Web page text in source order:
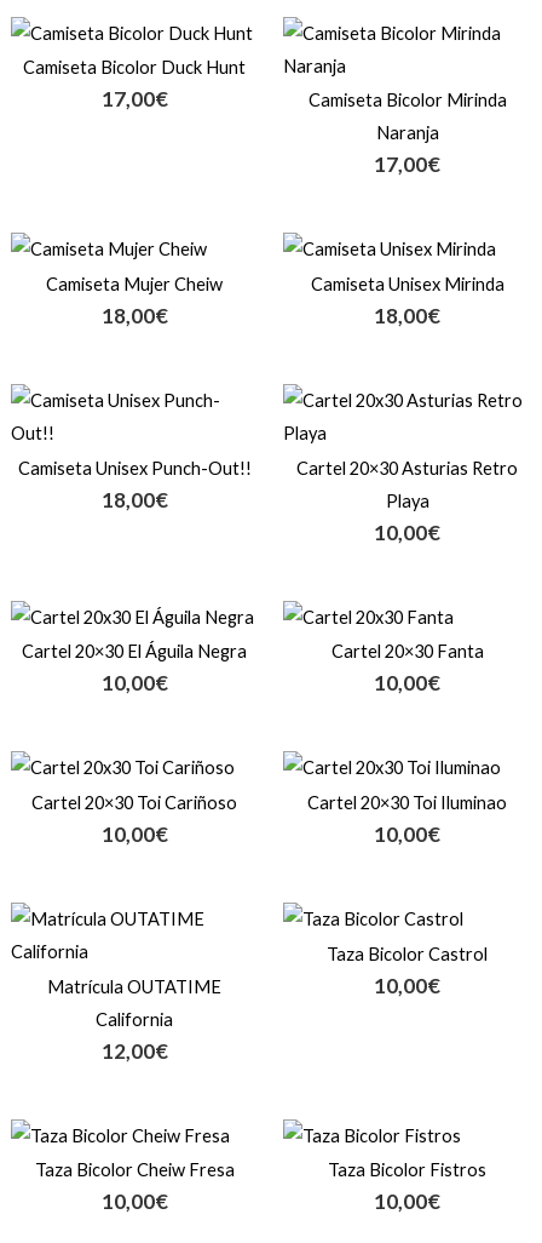
Camiseta Bicolor Duck Hunt
17,00€
Camiseta Bicolor Mirinda
Naranja
17,00€
Camiseta Mujer Cheiw
18,00€
Camiseta Unisex Mirinda
18,00€
Camiseta Unisex Punch-Out!!
18,00€
Cartel 20×30 Asturias Retro
Playa
10,00€
Cartel 20×30 El Águila Negra
10,00€
Cartel 20×30 Fanta
10,00€
Cartel 20×30 Toi Cariñoso
10,00€
Cartel 20×30 Toi Iluminao
10,00€
Matrícula OUTATIME
California
12,00€
Taza Bicolor Castrol
10,00€
Taza Bicolor Cheiw Fresa
10,00€
Taza Bicolor Fistros
10,00€